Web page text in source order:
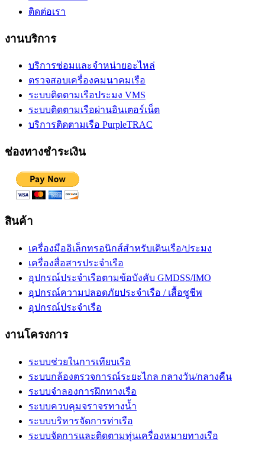
ติดต่อเรา
งานบริการ
บริการซ่อมและจำหน่ายอะไหล่
ตรวจสอบเครื่องคมนาคมเรือ
ระบบติดตามเรือประมง VMS
ระบบติดตามเรือผ่านอินเตอร์เน็ต
บริการติดตามเรือ PurpleTRAC
ช่องทางชำระเงิน
สินค้า
เครื่องมืออิเล็กทรอนิกส์สำหรับเดินเรือ/ประมง
เครื่องสื่อสารประจำเรือ
อุปกรณ์ประจำเรือตามข้อบังคับ GMDSS/IMO
อุปกรณ์ความปลอดภัยประจำเรือ / เสื้อชูชีพ
อุปกรณ์ประจำเรือ
งานโครงการ
ระบบช่วยในการเทียบเรือ
ระบบกล้องตรวจการณ์ระยะไกล กลางวัน/กลางคืน
ระบบจำลองการฝึกทางเรือ
ระบบควบคุมจราจรทางน้ำ
ระบบบริหารจัดการท่าเรือ
ระบบจัดการและติดตามทุ่นเครื่องหมายทางเรือ